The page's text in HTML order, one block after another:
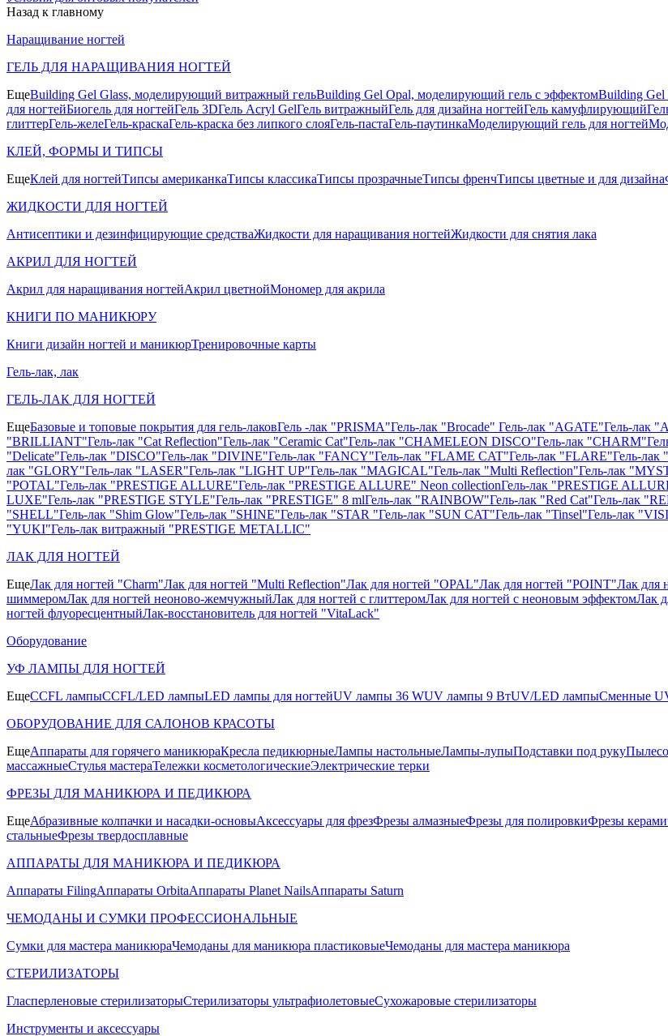
Назад к главному
Наращивание ногтей
ГЕЛЬ ДЛЯ НАРАЩИВАНИЯ НОГТЕЙ
ЕщеBuilding Gel Glass, моделирующий витражный гельBuilding Gel Opal, моделирующий гель с эффектомBuilding Gel
для ногтейБиогель для ногтейГель 3DГель Acryl GelГель витражныйГель для дизайна ногтейГель камуфлирующий
глиттерГель-желеГель-краскаГель-краска без липкого слояГель-пастаГель-паутинкаМоделирующий гель для ногтей
КЛЕЙ, ФОРМЫ И ТИПСЫ
ЕщеКлей для ногтейТипсы американкаТипсы классикаТипсы прозрачныеТипсы френчТипсы цветные и для дизайна
ЖИДКОСТИ ДЛЯ НОГТЕЙ
Антисептики и дезинфицирующие средстваЖидкости для наращивания ногтейЖидкости для снятия лака
АКРИЛ ДЛЯ НОГТЕЙ
Акрил для наращивания ногтейАкрил цветнойМономер для акрила
КНИГИ ПО МАНИКЮРУ
Книги дизайн ногтей и маникюрТренировочные карты
Гель-лак, лак
ГЕЛЬ-ЛАК ДЛЯ НОГТЕЙ
ЕщеБазовые и топовые покрытия для гель-лаковГель -лак "PRISMA"Гель-лак "Brocade" Гель-лак "AGATE"Гель-лак
"BRILLIANT"Гель-лак "Cat Reflection"Гель-лак "Ceramic Cat"Гель-лак "CHAMELEON DISCO"Гель-лак "CHARM"
"Delicate"Гель-лак "DISCO"Гель-лак "DIVINE"Гель-лак "FANCY"Гель-лак "FLAME CAT"Гель-лак "FLARE"Гель-лак
лак "GLORY"Гель-лак "LASER"Гель-лак "LIGHT UP"Гель-лак "MAGICAL"Гель-лак "Multi Reflection"Гель-лак
"POTAL"Гель-лак "PRESTIGE ALLURE"Гель-лак "PRESTIGE ALLURE" Neon collectionГель-лак "PRESTIGE
LUXE"Гель-лак "PRESTIGE STYLE"Гель-лак "PRESTIGE" 8 mlГель-лак "RAINBOW"Гель-лак "Red Cat"Гель-лак
"SHELL"Гель-лак "Shim Glow"Гель-лак "SHINE"Гель-лак "STAR "Гель-лак "SUN CAT"Гель-лак "Tinsel"Гель-лак
"YUKI"Гель-лак витражный "PRESTIGE METALLIC"
ЛАК ДЛЯ НОГТЕЙ
ЕщеЛак для ногтей "Charm"Лак для ногтей "Multi Reflection"Лак для ногтей "OPAL"Лак для ногтей "POINT"Лак для
шиммеромЛак для ногтей неоново-жемчужныйЛак для ногтей с глиттеромЛак для ногтей с неоновым эффектомЛак
ногтей флуоресцентныйЛак-восстановитель для ногтей "VitaLack"
Оборудование
УФ ЛАМПЫ ДЛЯ НОГТЕЙ
ЕщеCCFL лампыCCFL/LED лампыLED лампы для ногтейUV лампы 36 WUV лампы 9 ВтUV/LED лампыСменные
ОБОРУДОВАНИЕ ДЛЯ САЛОНОВ КРАСОТЫ
ЕщеАппараты для горячего маникюраКресла педикюрныеЛампы настольныеЛампы-лупыПодставки под руку
массажныеСтулья мастераТележки косметологическиеЭлектрические терки
ФРЕЗЫ ДЛЯ МАНИКЮРА И ПЕДИКЮРА
ЕщеАбразивные колпачки и насадки-основыАксессуары для фрезФрезы алмазныеФрезы для полировкиФрезы
стальныеФрезы твердосплавные
АППАРАТЫ ДЛЯ МАНИКЮРА И ПЕДИКЮРА
Аппараты FilingАппараты OrbitaАппараты Planet NailsАппараты Saturn
ЧЕМОДАНЫ И СУМКИ ПРОФЕССИОНАЛЬНЫЕ
Сумки для мастера маникюраЧемоданы для маникюра пластиковыеЧемоданы для мастера маникюра
СТЕРИЛИЗАТОРЫ
Гласперленовые стерилизаторыСтерилизаторы ультрафиолетовыеСухожаровые стерилизаторы
Инструменты и аксессуары